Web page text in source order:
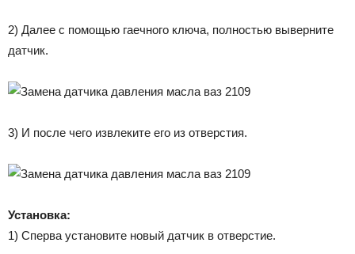
2) Далее с помощью гаечного ключа, полностью выверните
датчик.
3) И после чего извлеките его из отверстия.
Установка:
1) Сперва установите новый датчик в отверстие.